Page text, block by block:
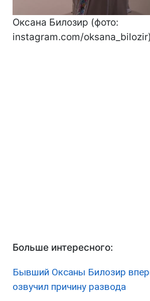
Оксана Билозир (фото:
instagram.com/oksana_bilozir)
Больше интересного:
Бывший Оксаны Билозир
озвучил причину развода